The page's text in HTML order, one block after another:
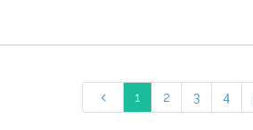
1 2 3 4